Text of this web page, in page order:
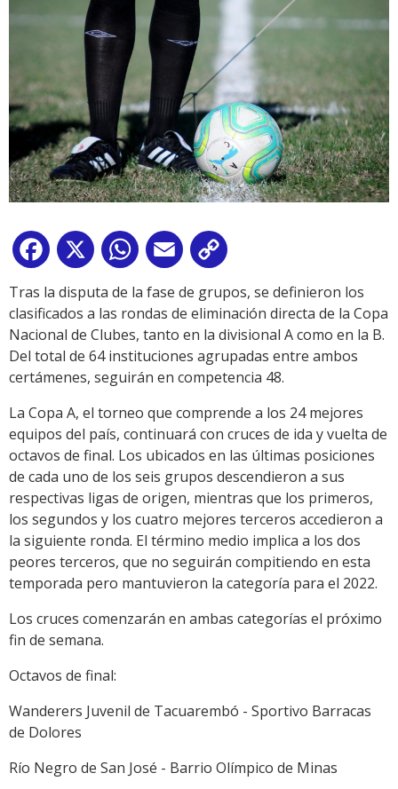
Facebook
X WhatsApp
Email
Link
Tras la disputa de la fase de grupos, se definieron los
clasificados a las rondas de eliminación directa de la Copa
Nacional de Clubes, tanto en la divisional A como en la B.
Del total de 64 instituciones agrupadas entre ambos
certámenes, seguirán en competencia 48.
La Copa A, el torneo que comprende a los 24 mejores
equipos del país, continuará con cruces de ida y vuelta de
octavos de final. Los ubicados en las últimas posiciones
de cada uno de los seis grupos descendieron a sus
respectivas ligas de origen, mientras que los primeros,
los segundos y los cuatro mejores terceros accedieron a
la siguiente ronda. El término medio implica a los dos
peores terceros, que no seguirán compitiendo en esta
temporada pero mantuvieron la categoría para el 2022.
Los cruces comenzarán en ambas categorías el próximo
fin de semana.
Octavos de final:
Wanderers Juvenil de Tacuarembó - Sportivo Barracas
de Dolores
Río Negro de San José - Barrio Olímpico de Minas